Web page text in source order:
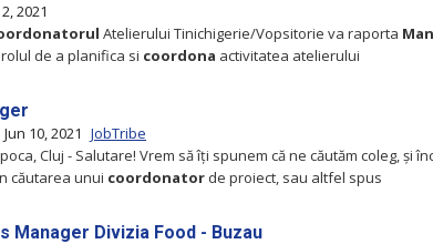
2021
Atelierului Tinichigerie/Vopsitorie va raporta
de a planifica si coordona activitatea atelierului
Jun 10, 2021 JobTribe
Cluj - Salutare! Vrem să îți spunem că ne căutăm coleg, și
căutarea unui coordonator de proiect, sau altfel spus
Manager Divizia Food - Buzau